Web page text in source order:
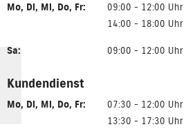
Mo, Di, Mi, Do, Fr:
09:00 - 12:00 Uhr
14:00 - 18:00 Uhr
Sa: 09:00 - 12:00 Uhr
Kundendienst
Mo, Di, Mi, Do, Fr:
07:30 - 12:00 Uhr
13:30 - 17:30 Uhr